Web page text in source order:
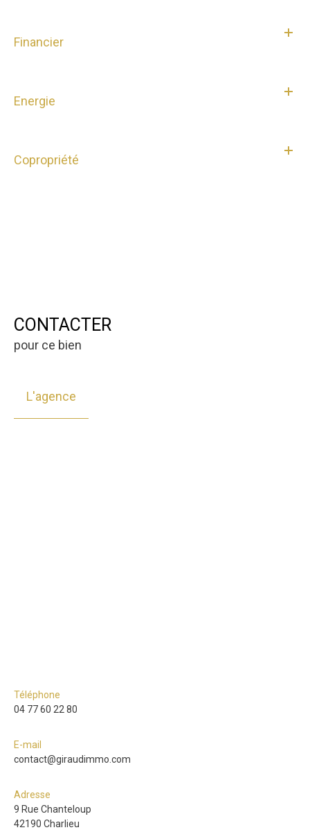
Financier
Energie
Copropriété
CONTACTER
pour ce bien
L'agence
Téléphone
04 77 60 22 80
E-mail
contact@giraudimmo.com
Adresse
9 Rue Chanteloup
42190 Charlieu